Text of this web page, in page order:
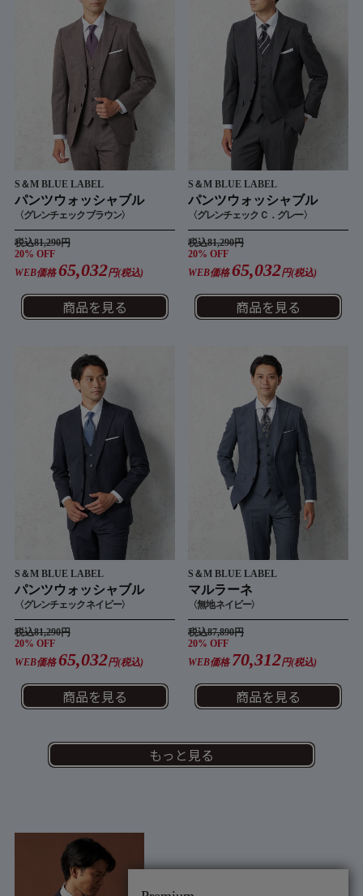
S＆M BLUE LABEL
パンツウォッシャブル
〈グレンチェック ブラウン〉
税込81,290円
20% OFF
WEB価格65,032円(税込)
商品を見る
S＆M BLUE LABEL
パンツウォッシャブル
〈グレンチェック Ｃ．グレー〉
税込81,290円
20% OFF
WEB価格65,032円(税込)
商品を見る
S＆M BLUE LABEL
パンツウォッシャブル
〈グレンチェック ネイビー〉
税込81,290円
20% OFF
WEB価格65,032円(税込)
商品を見る
S＆M BLUE LABEL
マルラーネ
〈無地 ネイビー〉
税込87,890円
20% OFF
WEB価格 70,312円(税込)
商品を見る
もっと見る